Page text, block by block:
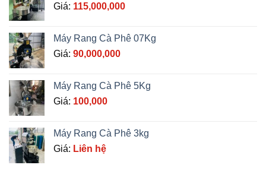
Giá: 115,000,000
Máy Rang Cà Phê 07Kg
Giá: 90,000,000
Máy Rang Cà Phê 5Kg
Giá: 100,000
Máy Rang Cà Phê 3kg
Giá: Liên hệ